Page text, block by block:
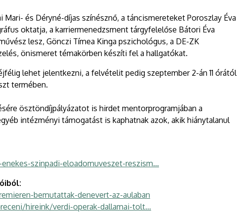
Mari- és Déryné-díjas színésznő, a táncismereteket Poroszlay Éva
oktatja, a karriermenedzsment tárgyfelelőse Bátori Éva
lesz, Gönczi Tímea Kinga pszichológus, a DE-ZK
önismeret témakörben készíti fel a hallgatókat.
lehet jelentkezni, a felvételit pedig szeptember 2-án 11 órától
termében.
ösztöndíjpályázatot is hirdet mentorprogramjában a
intézményi támogatást is kaphatnak azok, akik hiánytalanul
szinpadi-eloadomuveszet-reszism…
bemutattak-denevert-az-aulaban
hireink/verdi-operak-dallamai-tolt…